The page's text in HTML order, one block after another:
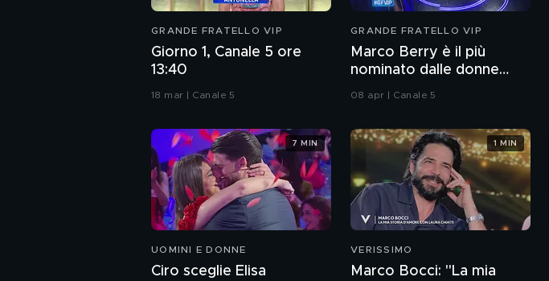
GRANDE FRATELLO VIP
Giorno 1, Canale 5 ore
13:40
18 mar | Canale 5
GRANDE FRATELLO VIP
Marco Berry è il più
nominato dalle donne
nella settima puntata
08 apr | Canale 5
UOMINI E DONNE
Ciro sceglie Elisa
7 MIN
VERISSIMO
Marco Bocci: "La mia
1 MIN